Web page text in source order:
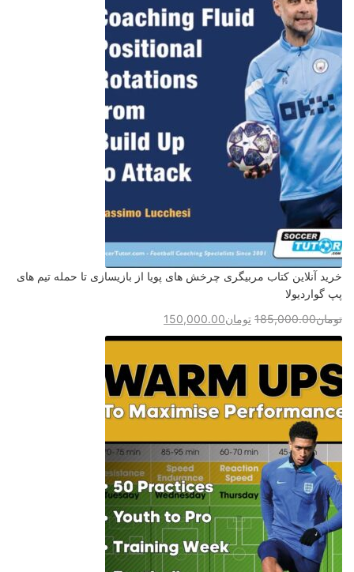
خرید آنلاین کتاب مربیگری چرخش های پویا از بازیسازی تا حمله تیم های
پپ گواردیولا
تومان185,000.00 تومان150,000.00